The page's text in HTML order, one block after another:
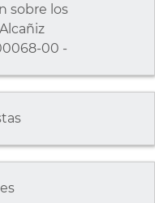
sobre los
00 -